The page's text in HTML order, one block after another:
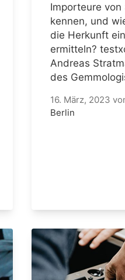
Importeure von
kennen, und
die Herkunft
ermitteln?
Andreas
des
16. März, 2023
Berlin